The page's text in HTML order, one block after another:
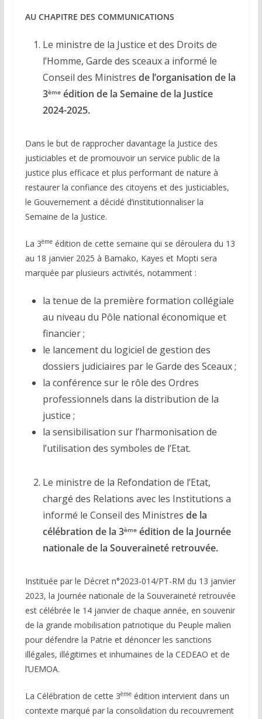
AU CHAPITRE DES COMMUNICATIONS
Le ministre de la Justice et des Droits de
l’Homme, Garde des sceaux a informé le
Conseil des Ministres de l’organisation de la
3èmeédition de la Semaine de la Justice
2024-2025.
Dans le but de rapprocher davantage la Justice des
justiciables et de promouvoir un service public de la
justice plus efficace et plus performant de nature à
restaurer la confiance des citoyens et des justiciables,
le Gouvernement a décidé d’institutionnaliser la
Semaine de la Justice.
La 3èmeédition de cette semaine qui se déroulera du 13
au 18 janvier 2025 à Bamako, Kayes et Mopti sera
marquée par plusieurs activités, notamment :
la tenue de la première formation collégiale
au niveau du Pôle national économique et
financier ;
le lancement du logiciel de gestion des
dossiers judiciaires par le Garde des Sceaux ;
la conférence sur le rôle des Ordres
professionnels dans la distribution de la
justice ;
la sensibilisation sur l’harmonisation de
l’utilisation des symboles de l’Etat.
Le ministre de la Refondation de l’Etat,
chargé des Relations avec les Institutions a
informé le Conseil des Ministres de la
célébration de la 3èmeédition de la Journée
nationale de la Souveraineté retrouvée.
Instituée par le Décret n°2023-014/PT-RM du 13 janvier
2023, la Journée nationale de la Souveraineté retrouvée
est célébrée le 14 janvier de chaque année, en souvenir
de la grande mobilisation patriotique du Peuple malien
pour défendre la Patrie et dénoncer les sanctions
illégales, illégitimes et inhumaines de la CEDEAO et de
l’UEMOA.
La Célébration de cette 3èmeédition intervient dans un
contexte marqué par la consolidation du recouvrement